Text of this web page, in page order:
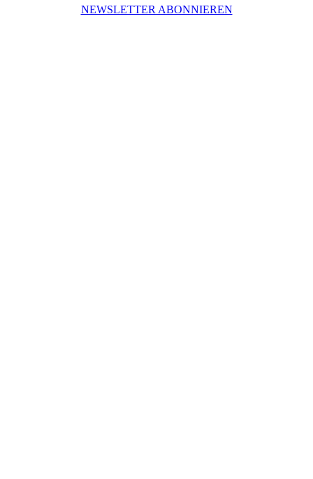
NEWSLETTER ABONNIEREN